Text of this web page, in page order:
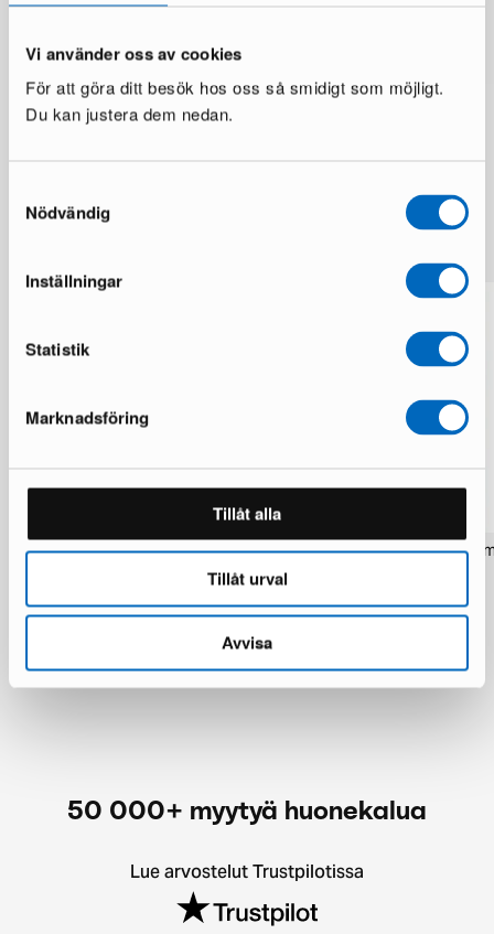
Vi använder oss av cookies
För att göra ditt besök hos oss så smidigt som möjligt.
Du kan justera dem nedan.
Nödvändig
Inställningar
Statistik
Marknadsföring
Tillåt alla
Tillåt urval
Avvisa
Lisää samalta brändiltä
Rezas Modern Handmade Mix matto
1 537 € 1 922 €
Pakistan handknotted
283 € 354 €
50 000+ myytyä huonekalua
Lue arvostelut Trustpilotissa